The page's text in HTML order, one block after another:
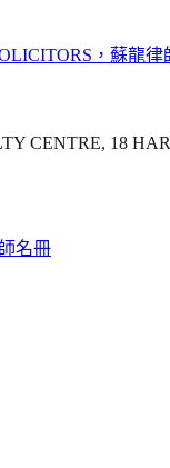
，蘇龍
CENTRE, 18
名冊